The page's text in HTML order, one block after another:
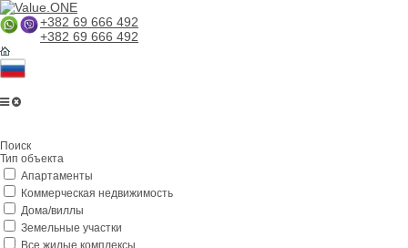
+382 69 666 492
+382 69 666 492
Поиск
Тип объекта
Апартаменты
Коммерческая недвижимость
Дома/виллы
Земельные участки
Все жилые комплексы